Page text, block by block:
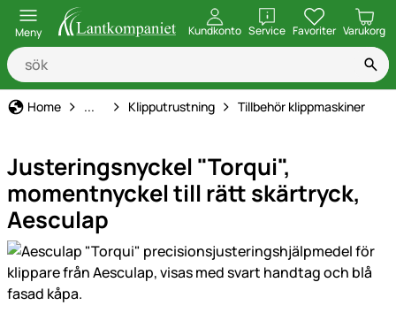
Meny Kundkonto ServiceöppnaFavoriter Varukorg
Home Maskiner, verktyg & teknik
... Klipputrustning Tillbehör klippmaskiner
Justeringsnyckel "Torqui",
momentnyckel till rätt skärtryck,
Aesculap
Produktgaleri